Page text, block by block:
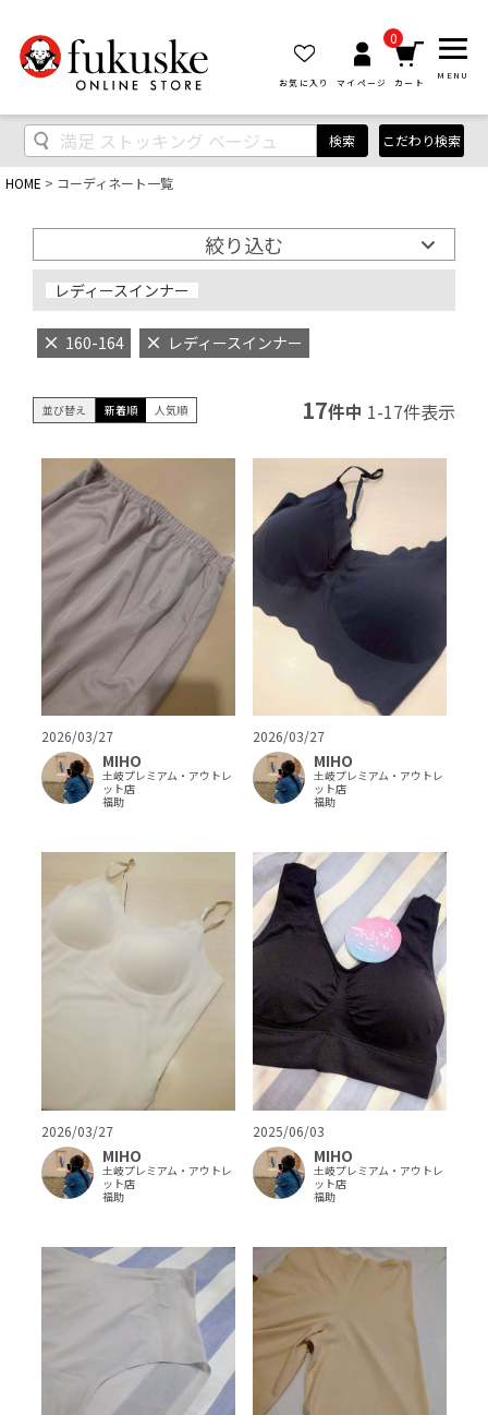
お気に入り マイページ
0
カート
MENU
検索 こだわり検索
HOME コーディネート一覧
絞り込む
レディースインナー
160-164 レディースインナー
並び替え 新着順 人気順 17件中 1-17件表示
2026/03/27
MIHO
土岐プレミアム・アウトレ
ット店
福助
2026/03/27
MIHO
土岐プレミアム・アウトレ
ット店
福助
2026/03/27
MIHO
土岐プレミアム・アウトレ
ット店
福助
2025/06/03
MIHO
土岐プレミアム・アウトレ
ット店
福助